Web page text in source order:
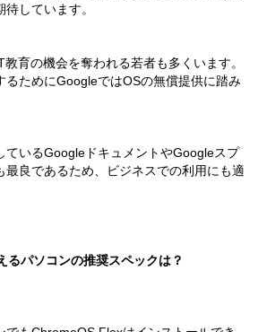
しています。
育の機会を奪われる若者も多くいます。
るためにGoogleではOSの無償提供に踏み
ているGoogleドキュメントやGoogleスプ
最良であるため、ビジネスでの利用にも適
パソコンの推奨スペックは？